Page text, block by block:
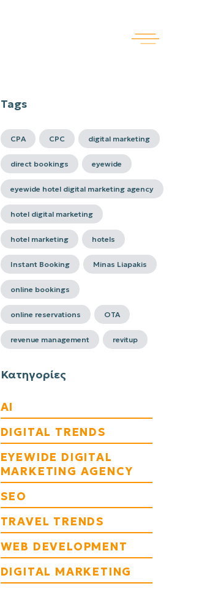
Tags
CPA CPC digital marketing
direct bookings eyewide
eyewide hotel digital marketing agency
hotel digital marketing
hotel marketing hotels
Instant Booking Minas Liapakis
online bookings
online reservations OTA
revenue management revitup
Κατηγορίες
AI
DIGITAL TRENDS
EYEWIDE DIGITAL
MARKETING AGENCY
SEO
TRAVEL TRENDS
WEB DEVELOPMENT
DIGITAL MARKETING